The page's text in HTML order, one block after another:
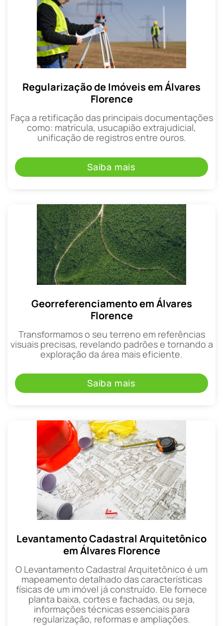
Regularização de Imóveis em Álvares
Florence
Faça a retificação das principais documentações
como: matrícula, usucapião extrajudicial,
unificação de registros entre ouros.
Saiba mais
Georreferenciamento em Álvares
Florence
Transformamos o seu terreno em referências
visuais precisas, revelando padrões e tornando a
exploração da área mais eficiente.
Saiba mais
Levantamento Cadastral Arquitetônico
em Álvares Florence
O Levantamento Cadastral Arquitetônico é um
mapeamento detalhado das características
físicas de um imóvel já construído. Ele fornece
planta baixa, cortes e fachadas, ou seja,
informações técnicas essenciais para
regularização, reformas e ampliações.